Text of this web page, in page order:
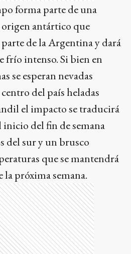
forma parte de una
antártico que
de la Argentina y dará
frío intenso. Si bien en
se esperan nevadas
del país heladas
el impacto se traducirá
del fin de semana
del sur y un brusco
que se mantendrá
la próxima semana.